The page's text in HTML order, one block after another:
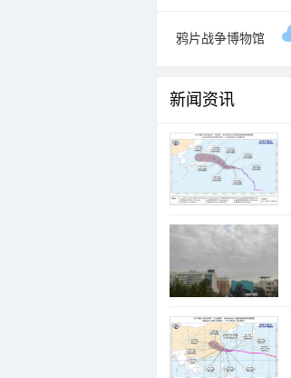
鸦片战争博物馆
新闻资讯